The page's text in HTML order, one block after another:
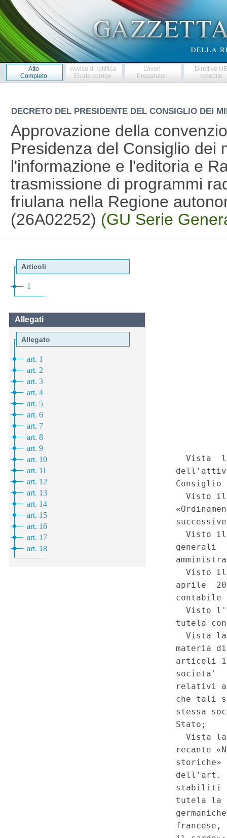
Atto
Completo
Avviso di rettifica
Errata corrige
Lavori
Preparatori
Direttive
recepite
DECRETO DEL PRESIDENTE DEL CONSIGLIO DEI
Approvazione della
Presidenza del Consiglio dei
l'informazione e l'editoria e
trasmissione di programmi
friulana nella Regione
(26A02252) (GU Serie